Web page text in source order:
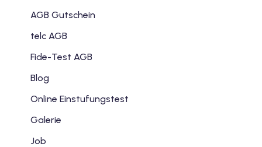
AGB Gutschein
telc AGB
Fide-Test AGB
Blog
Online Einstufungstest
Galerie
Job